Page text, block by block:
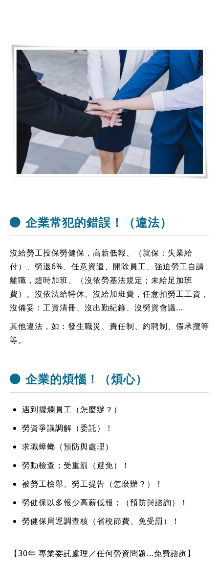
企業常犯的錯誤！（違法）
沒給勞工投保勞健保，高薪低報、（就保：失業給
付）、勞退6%、任意資遣、開除員工、強迫勞工自請
離職，超時加班、（沒依勞基法規定；未給足加班
費）、沒依法給特休、沒給加班費，任意扣勞工工資，
沒備妥：工資清冊、沒出勤紀錄、沒勞資會議...
其他違法，如：發生職災、責任制、約聘制、假承攬等
等。
企業的煩惱！（煩心）
遇到擺爛員工（怎麼辦？）
勞資爭議調解（委託）！
求職蟑螂（預防與處理）
勞動檢查；受重罰（避免）！
被勞工檢舉、勞工提告（怎麼辦？）！
勞健保以多報少高薪低報；（預防與諮詢）！
勞健保局逕調查核（省稅節費、免受罰）！
【30年 專業委託處理／任何勞資問題...免費諮詢】